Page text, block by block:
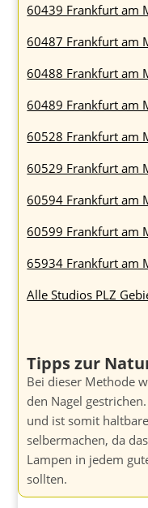
60439 Frankfurt am
60487 Frankfurt am
60488 Frankfurt am
60489 Frankfurt am
60528 Frankfurt am
60529 Frankfurt am
60594 Frankfurt am
60599 Frankfurt am
65934 Frankfurt am
Alle Studios PLZ
Tipps zur
Bei dieser Methode
den Nagel
und ist somit
selbermachen, da
Lampen in jedem
sollten.